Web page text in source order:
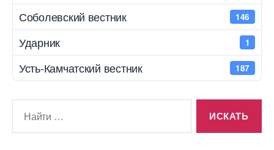
Соболевский вестник 146
Ударник 1
Усть-Камчатский вестник 187